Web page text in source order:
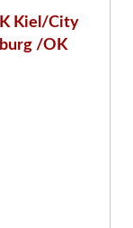
Kiel/City
/OK